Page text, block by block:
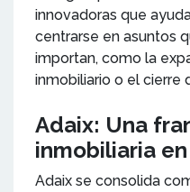
innovadoras que
centrarse en asuntos
importan, como la
inmobiliario o el cierre
Adaix: Una
inmobiliaria
Adaix se consolida